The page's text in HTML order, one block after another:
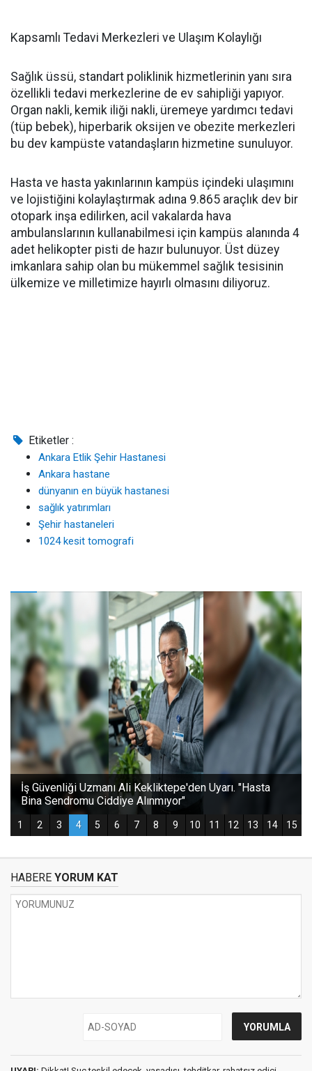
Kapsamlı Tedavi Merkezleri ve Ulaşım Kolaylığı
Sağlık üssü, standart poliklinik hizmetlerinin yanı sıra
özellikli tedavi merkezlerine de ev sahipliği yapıyor.
Organ nakli, kemik iliği nakli, üremeye yardımcı tedavi
(tüp bebek), hiperbarik oksijen ve obezite merkezleri
bu dev kampüste vatandaşların hizmetine sunuluyor.
Hasta ve hasta yakınlarının kampüs içindeki ulaşımını
ve lojistiğini kolaylaştırmak adına 9.865 araçlık dev bir
otopark inşa edilirken, acil vakalarda hava
ambulanslarının kullanabilmesi için kampüs alanında 4
adet helikopter pisti de hazır bulunuyor. Üst düzey
imkanlara sahip olan bu mükemmel sağlık tesisinin
ülkemize ve milletimize hayırlı olmasını diliyoruz.
Etiketler :
Ankara Etlik Şehir Hastanesi
Ankara hastane
dünyanın en büyük hastanesi
sağlık yatırımları
Şehir hastaneleri
1024 kesit tomografi
HABERE YORUM KAT